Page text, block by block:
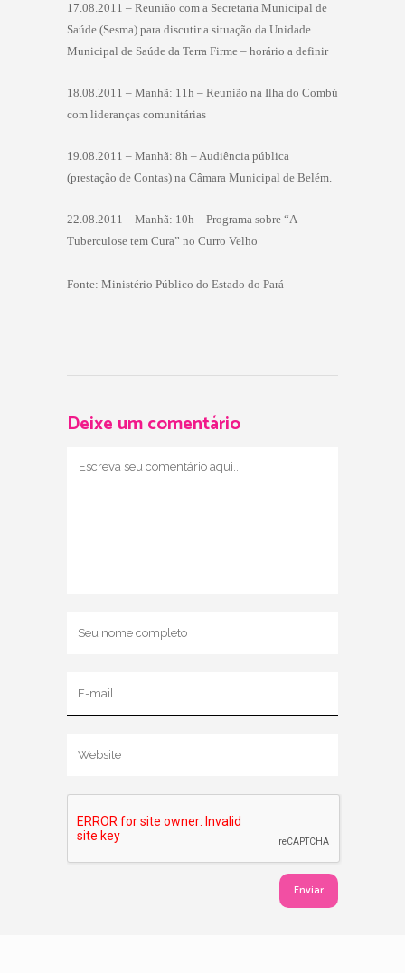
17.08.2011 – Reunião com a Secretaria Municipal de
Saúde (Sesma) para discutir a situação da Unidade
Municipal de Saúde da Terra Firme – horário a definir
18.08.2011 – Manhã: 11h – Reunião na Ilha do Combú
com lideranças comunitárias
19.08.2011 – Manhã: 8h – Audiência pública
(prestação de Contas) na Câmara Municipal de Belém.
22.08.2011 – Manhã: 10h – Programa sobre “A
Tuberculose tem Cura” no Curro Velho
Fonte: Ministério Público do Estado do Pará
Deixe um comentário